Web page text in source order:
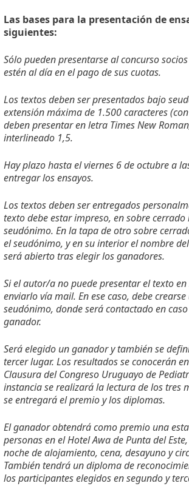
Las bases para la presentación de
siguientes:
Sólo pueden presentarse al concurso socios
estén al día en el pago de sus cuotas.
Los textos deben ser presentados bajo
extensión máxima de 1.500 caracteres
deben presentar en letra Times New
interlineado 1,5.
Hay plazo hasta el viernes 6 de octubre a
entregar los ensayos.
Los textos deben ser entregados
texto debe estar impreso, en sobre
seudónimo. En la tapa de otro sobre
el seudónimo, y en su interior el nombre
será abierto tras elegir los ganadores.
Si el autor/a no puede presentar el texto en
enviarlo vía mail. En ese caso, debe
seudónimo, donde será contactado en
ganador.
Será elegido un ganador y también se
tercer lugar. Los resultados se conocerán
Clausura del Congreso Uruguayo de
instancia se realizará la lectura de los tres
se entregará el premio y los diplomas.
El ganador obtendrá como premio una
personas en el Hotel Awa de Punta del
noche de alojamiento, cena, desayuno y
También tendrá un diploma de
los participantes elegidos en segundo y